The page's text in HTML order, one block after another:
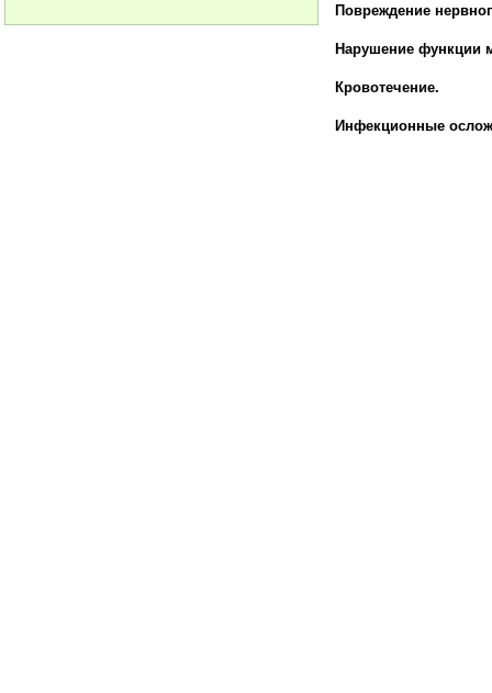
Повреждение
Нарушение функции
Кровотечение.
Инфекционные